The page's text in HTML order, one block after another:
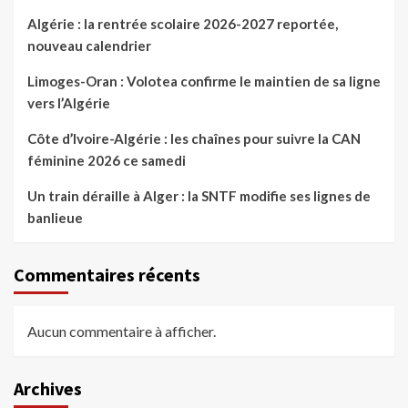
Algérie : la rentrée scolaire 2026-2027 reportée,
nouveau calendrier
Limoges-Oran : Volotea confirme le maintien de sa ligne
vers l’Algérie
Côte d’Ivoire-Algérie : les chaînes pour suivre la CAN
féminine 2026 ce samedi
Un train déraille à Alger : la SNTF modifie ses lignes de
banlieue
Commentaires récents
Aucun commentaire à afficher.
Archives